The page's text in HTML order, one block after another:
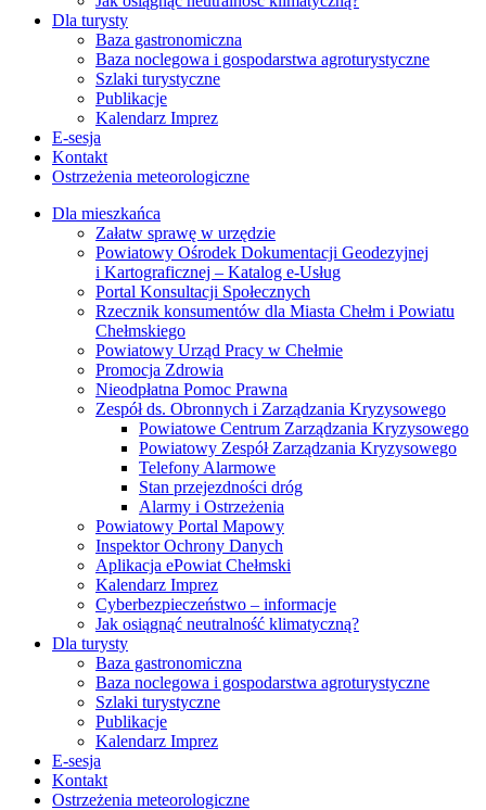
Dla turysty
Baza gastronomiczna
Baza noclegowa i gospodarstwa agroturystyczne
Szlaki turystyczne
Publikacje
Kalendarz Imprez
E-sesja
Kontakt
Ostrzeżenia meteorologiczne
Dla mieszkańca
Załatw sprawę w urzędzie
Powiatowy Ośrodek Dokumentacji Geodezyjnej
i Kartograficznej – Katalog e-Usług
Portal Konsultacji Społecznych
Rzecznik konsumentów dla Miasta Chełm i Powiatu
Chełmskiego
Powiatowy Urząd Pracy w Chełmie
Promocja Zdrowia
Nieodpłatna Pomoc Prawna
Zespół ds. Obronnych i Zarządzania Kryzysowego
Powiatowe Centrum Zarządzania Kryzysowego
Powiatowy Zespół Zarządzania Kryzysowego
Telefony Alarmowe
Stan przejezdności dróg
Alarmy i Ostrzeżenia
Powiatowy Portal Mapowy
Inspektor Ochrony Danych
Aplikacja ePowiat Chełmski
Kalendarz Imprez
Cyberbezpieczeństwo – informacje
Jak osiągnąć neutralność klimatyczną?
Dla turysty
Baza gastronomiczna
Baza noclegowa i gospodarstwa agroturystyczne
Szlaki turystyczne
Publikacje
Kalendarz Imprez
E-sesja
Kontakt
Ostrzeżenia meteorologiczne